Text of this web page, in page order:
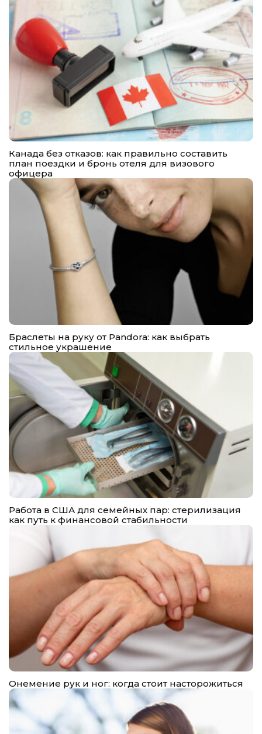
Канада без отказов: как правильно составить
план поездки и бронь отеля для визового
офицера
Браслеты на руку от Pandora: как выбрать
стильное украшение
Работа в США для семейных пар: стерилизация
как путь к финансовой стабильности
Онемение рук и ног: когда стоит насторожиться